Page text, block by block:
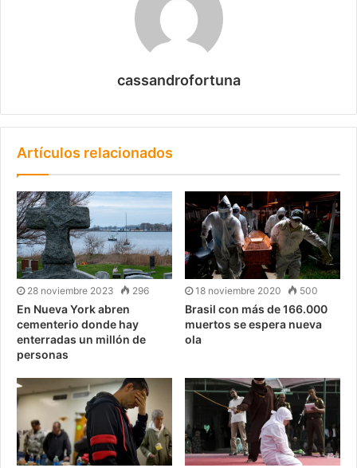
cassandrofortuna
Artículos relacionados
28 noviembre 2023 296
En Nueva York abren
cementerio donde hay
enterradas un millón de
personas
18 noviembre 2020 500
Brasil con más de 166.000
muertos se espera nueva
ola